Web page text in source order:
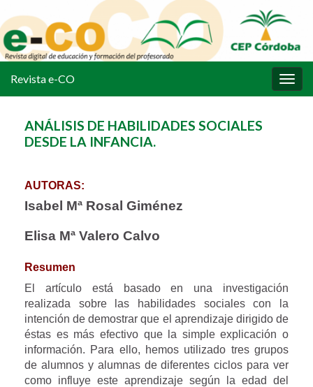
la
Revista e-CO
ANÁLISIS DE HABILIDADES SOCIALES
DESDE LA INFANCIA.
AUTORAS:
Isabel Mª Rosal Giménez
Elisa Mª Valero Calvo
Resumen
El artículo está basado en una investigación
realizada sobre las habilidades sociales con la
intención de demostrar que el aprendizaje dirigido de
éstas es más efectivo que la simple explicación o
información. Para ello, hemos utilizado tres grupos
de alumnos y alumnas de diferentes ciclos para ver
como influye este aprendizaje según la edad del